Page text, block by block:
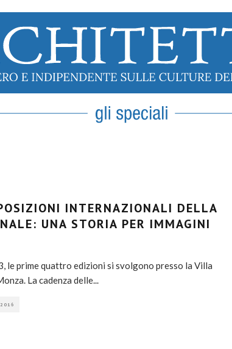
INTERNAZIONALI DELLA
UNA STORIA PER IMMAGINI
le prime quattro edizioni si svolgono presso la Villa
La cadenza delle...